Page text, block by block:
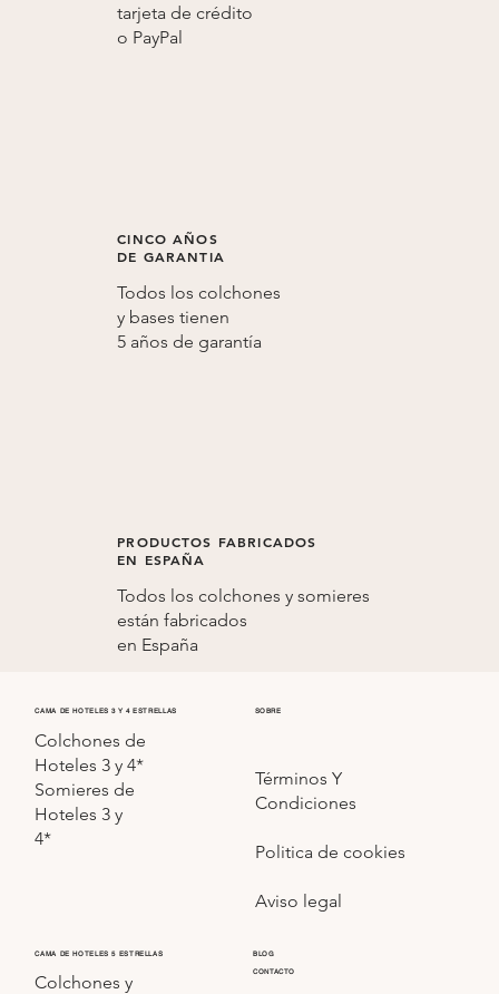
tarjeta de crédito
o PayPal
CINCO AÑOS
DE GARANTIA
Todos los colchones
y bases tienen
5 años de garantía
PRODUCTOS FABRICADOS
EN ESPAÑA
Todos los colchones y somieres
están fabricados
en España
CAMA DE HOTELES 3 Y 4 ESTRELLAS
Colchones de
Hoteles 3 y 4*
Somieres de
Hoteles 3 y
4*
CAMA DE HOTELES 5 ESTRELLAS
Colchones y
BLOG
CONTACTO
SOBRE
Términos Y
Condiciones
Politica de cookies
Aviso legal